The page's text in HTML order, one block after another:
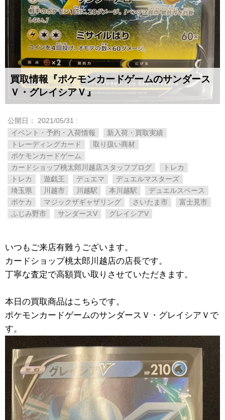
買取情報『ポケモンカードゲームのサンダース
Ｖ・グレイシアＶ』
公開日： 2021/05/31 :
イベント・予約・入荷情報
新入荷・買取実績
トレーディングカード
取り扱い商材
ポケモンカードゲーム
カードショップ桃太郎川越店スタッフブログ
トレカ
トレカ
遊戯王 デュエマ
デュエルマスターズ
埼玉県
川越市 川越駅 本川越駅
デュエルスペース
ポケカ
マジックザギャザリング さいたま市
富士見市
ふじみ野市
サンダースV グレイシアV
いつもご来店有難うございます。
カードショップ桃太郎川越店の店長です。
丁寧な査定で高額買い取りさせていただきます。
本日の買取商品はこちらです。
ポケモンカードゲームのサンダースＶ・グレイシアＶで
す。